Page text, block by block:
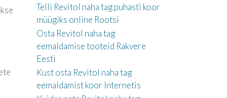
Telli Revitol naha tag puhasti koor
müügiks online Rootsi
Osta Revitol naha tag
eemaldamise tooteid Rakvere
Eesti
Kust osta Revitol naha tag
eemaldamist koor Internetis